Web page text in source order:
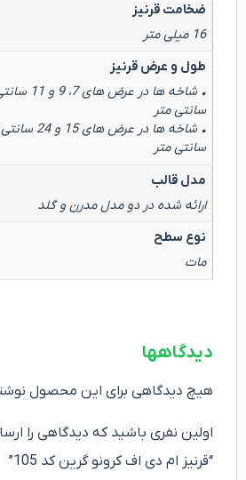
ضخامت قرنیز
16 میلی متر
طول و عرض قرنیز
سانتی متر
سانتی متر
مدل قالب
ارائه شده در دو مدل مدرن و گلد
نوع سطح
مات
دیدگاهها
هیچ دیدگاهی برای این محصول
اولین نفری باشید که دیدگاهی را
“قرنیز ام دی اف کرونو گرین کد 105”